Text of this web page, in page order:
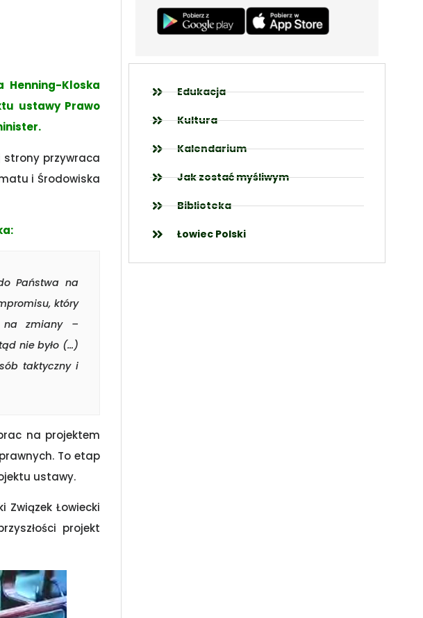
Henning-Kloska
ustawy Prawo
strony przywraca
i Środowiska
Państwa na
który
na zmiany –
nie było (…)
taktyczny i
na projektem
To etap
ustawy.
Związek Łowiecki
projekt
Edukacja
Kultura
Kalendarium
Jak zostać myśliwym
Biblioteka
Łowiec Polski